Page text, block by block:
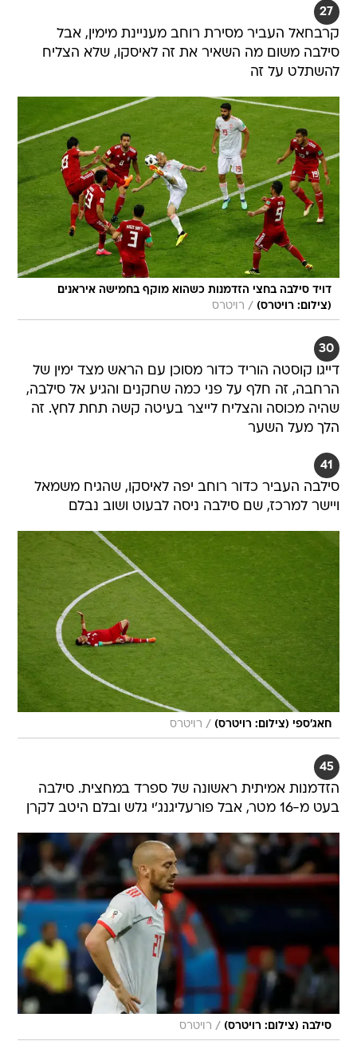
27
קרבחאל העביר מסירת רוחב מעניינת מימין, אבל
סילבה משום מה השאיר את זה לאיסקו, שלא הצליח
להשתלט על זה
דויד סילבה בחצי הזדמנות כשהוא מוקף בחמישה איראנים
(צילום: רויטרס) / רויטרס
30
דייגו קוסטה הוריד כדור מסוכן עם הראש מצד ימין של
הרחבה, זה חלף על פני כמה שחקנים והגיע אל סילבה,
שהיה מכוסה והצליח לייצר בעיטה קשה תחת לחץ. זה
הלך מעל השער
41
סילבה העביר כדור רוחב יפה לאיסקו, שהגיח משמאל
ויישר למרכז, שם סילבה ניסה לבעוט ושוב נבלם
חאג'ספי (צילום: רויטרס) / רויטרס
45
הזדמנות אמיתית ראשונה של ספרד במחצית. סילבה
בעט מ-16 מטר, אבל פורעליגנג'י גלש ובלם היטב לקרן
סילבה (צילום: רויטרס) / רויטרס